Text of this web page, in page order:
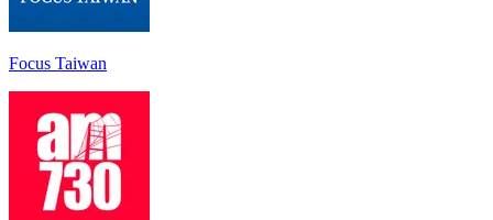
Focus Taiwan